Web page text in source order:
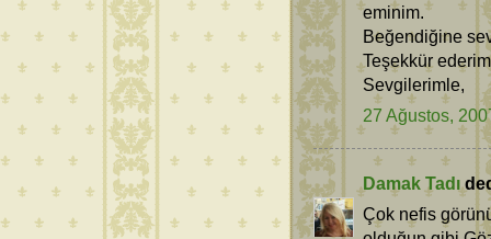
eminim.
Beğendiğine
Teşekkür
Sevgilerimle,
27 Ağustos,
Damak Tadı
Çok nefis